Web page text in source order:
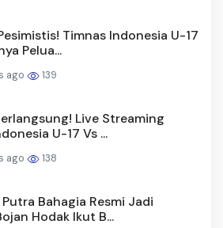
Timnas Indonesia U-17
Pelua...
ago 139
Live Streaming
U-17 Vs ...
ago 138
Bahagia Resmi Jadi
Hodak Ikut B...